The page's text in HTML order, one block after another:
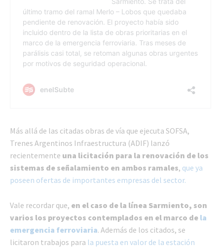
Más allá de las citadas obras de vía que ejecuta SOFSA,
Trenes Argentinos Infraestructura (ADIF) lanzó
recientemente una licitación para la renovación de los
sistemas de señalamiento en ambos ramales, que ya
poseen ofertas de importantes empresas del sector.
Vale recordar que, en el caso de la línea Sarmiento, son
varios los proyectos contemplados en el marco de la
emergencia ferroviaria. Además de los citados, se
licitaron trabajos para la puesta en valor de la estación